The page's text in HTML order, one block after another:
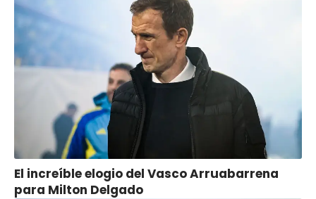
El increíble elogio del Vasco Arruabarrena
para Milton Delgado